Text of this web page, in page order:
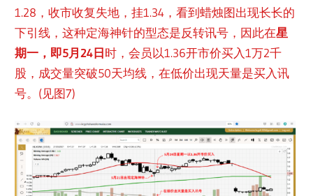
1.28，收市收复失地，挂1.34，看到蜡烛图出现长长的
下引线，这种定海神针的型态是反转讯号，因此在星
期一，即5月24日时，会员以1.36开市价买入1万2千
股，成交量突破50天均线，在低价出现天量是买入讯
号。(见图7)